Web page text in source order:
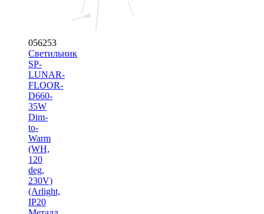
056253
Светильник
SP-
LUNAR-
FLOOR-
D660-
35W
Dim-
to-
Warm
(WH,
120
deg,
230V)
(Arlight,
IP20